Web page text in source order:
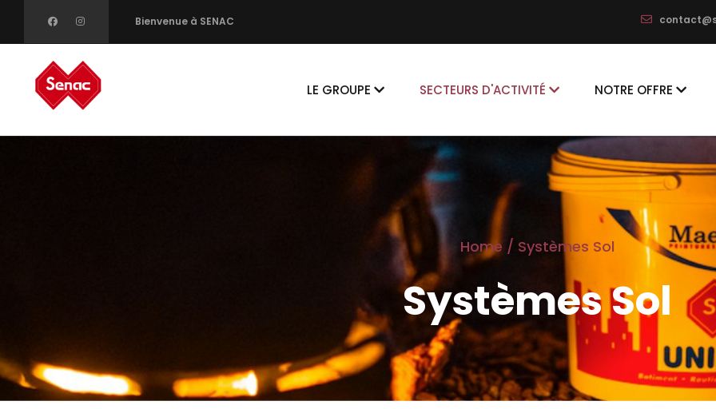
to
content
Bienvenue à SENAC
LE GROUPE SECTEURS D'ACTIVITÉ NOTRE OFFRE
Home / Systèmes Sol
Systèmes Sol